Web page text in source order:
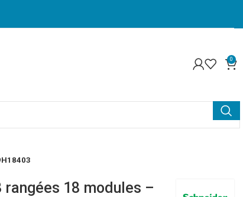
0
rangées 18 modules –